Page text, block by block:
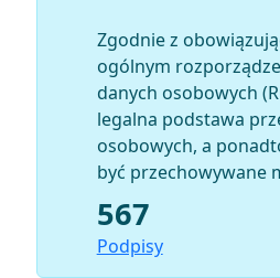
Zgodnie z
ogólnym
danych osobowych
legalna podstawa
osobowych, a
być przechowywane
567
Podpisy